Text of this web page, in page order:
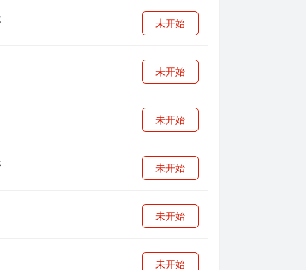
未开始
未开始
未开始
未开始
未开始
未开始